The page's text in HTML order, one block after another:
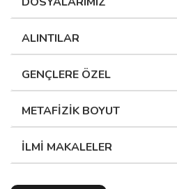
ALINTILAR
GENÇLERE ÖZEL
METAFİZİK BOYUT
İLMİ MAKALELER